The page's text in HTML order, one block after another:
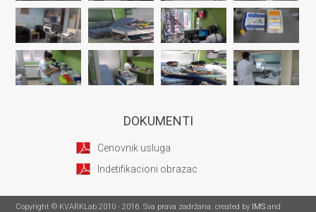
DOKUMENTI
Cenovnik usluga
Indetifikacioni obrazac
Copyright © KVARKLab 2010 - 2016. Sva prava zadržana. created by IMS and